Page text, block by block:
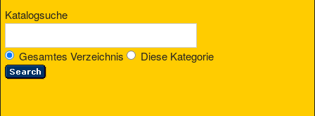
Katalogsuche
Gesamtes Verzeichnis Diese Kategorie